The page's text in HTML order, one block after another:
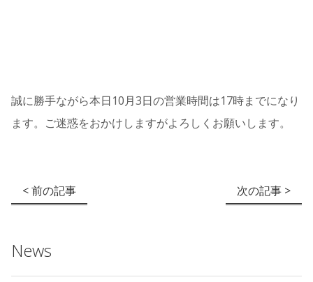
誠に勝手ながら本日10月3日の営業時間は17時までになり
ます。ご迷惑をおかけしますがよろしくお願いします。
< 前の記事 次の記事 >
News